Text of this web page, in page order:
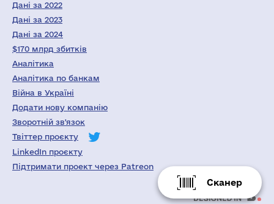
Сканер
Дані за 2022
Дані за 2023
Дані за 2024
$170 млрд збитків
Аналітика
Аналітика по банкам
Війна в Україні
Додати нову компанію
Зворотній зв'язок
Твіттер проєкту
LinkedIn проєкту
Підтримати проект через Patreon